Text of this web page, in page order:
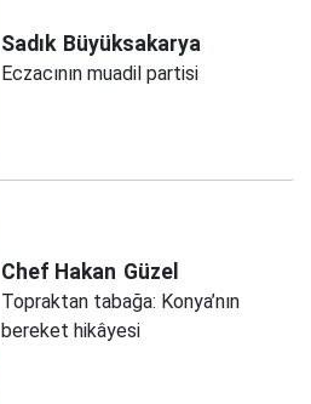
Sadık Büyüksakarya
Eczacının muadil partisi
Chef Hakan Güzel
Topraktan tabağa: Konya’nın
bereket hikâyesi